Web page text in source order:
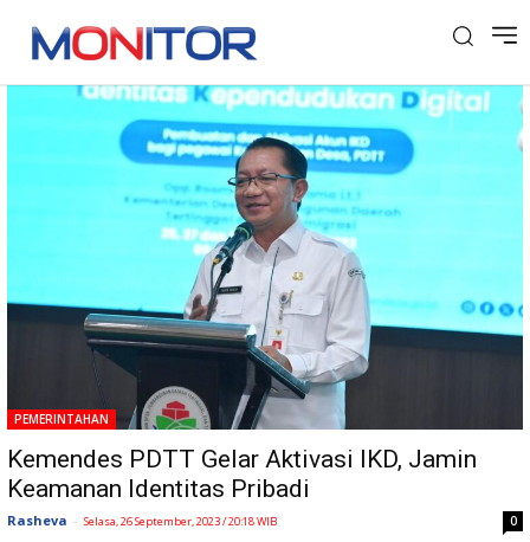
Tag: Dirjen PEI
PEMERINTAHAN
Kemendes PDTT Gelar Aktivasi IKD, Jamin
Keamanan Identitas Pribadi
Rasheva - Selasa, 26 September, 2023 / 20:18 WIB 0